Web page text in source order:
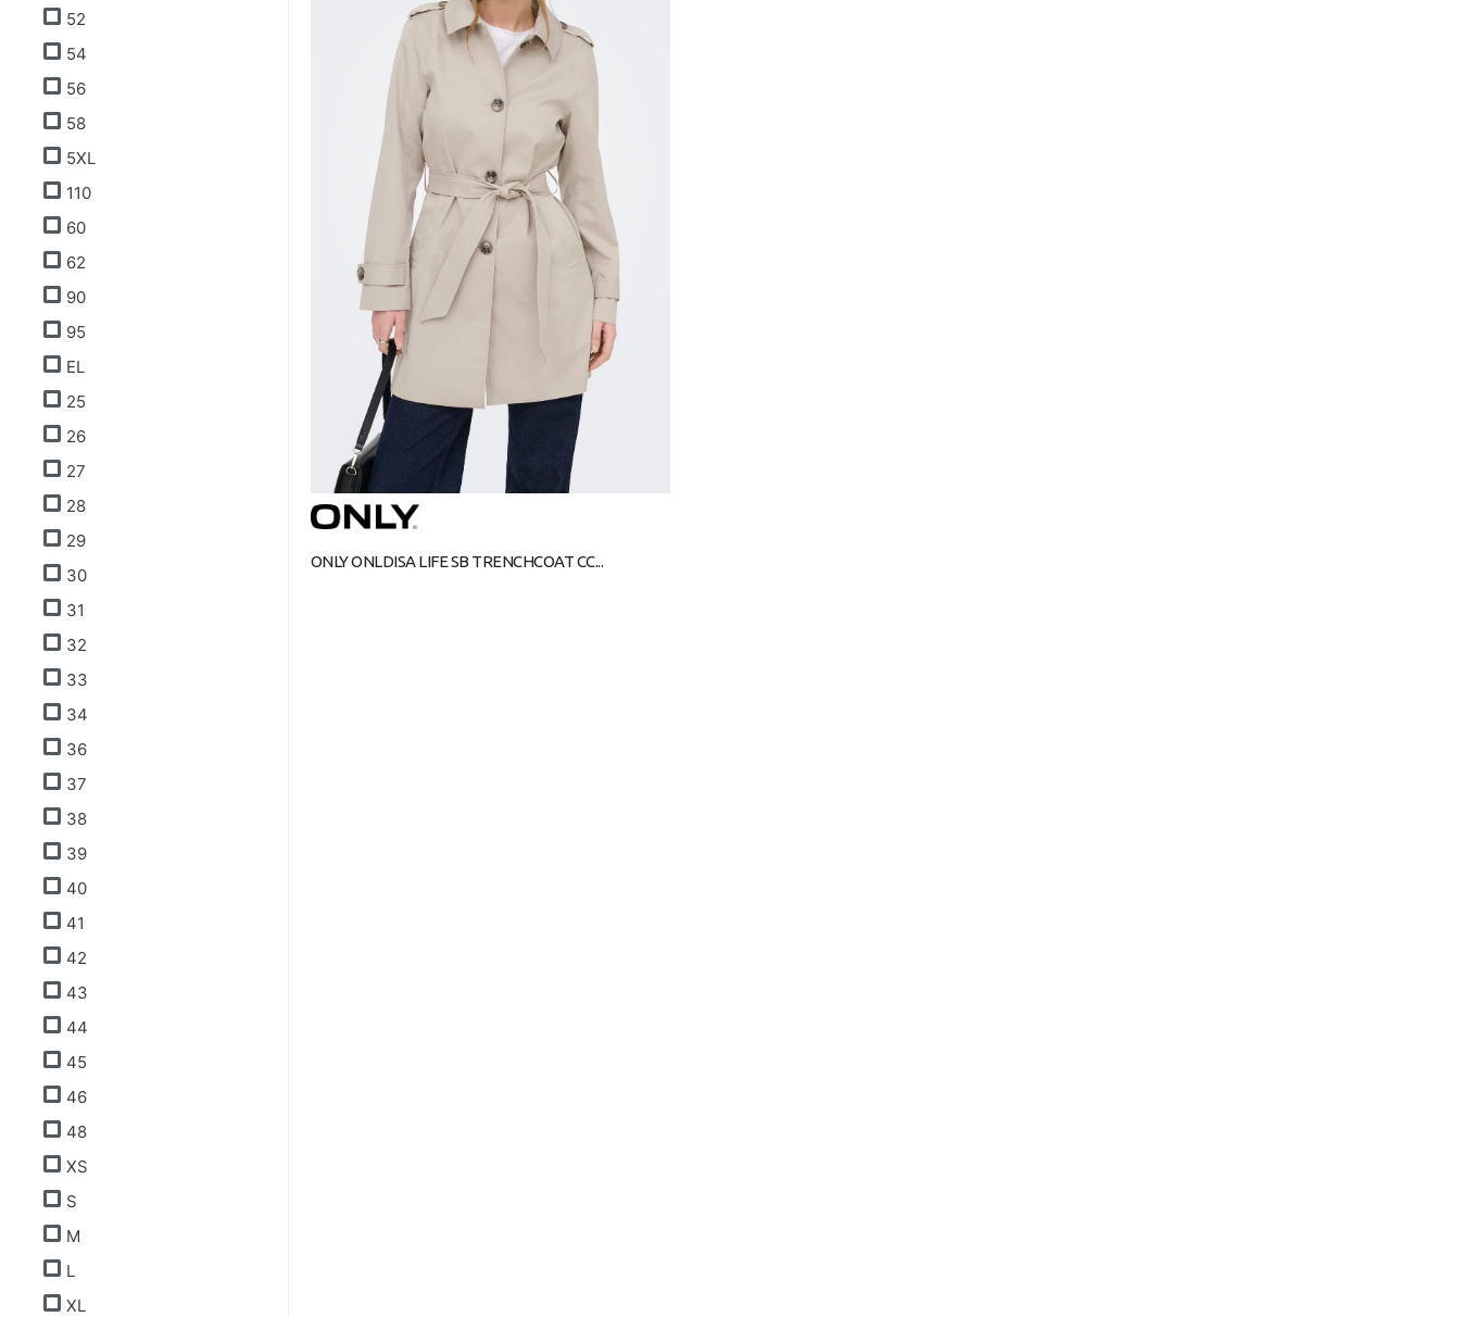
52
54
56
58
5XL
110
60
62
90
95
EL
25
26
27
28
29
30
31
32
33
34
36
37
38
39
40
41
42
43
44
45
46
48
XS
S
M
L
XL
ONLY ONLDISA LIFE SB TRENCHCOAT CC...